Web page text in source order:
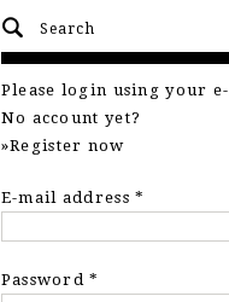
Please login using your
No account yet?
Register now
E-mail address*
Password*